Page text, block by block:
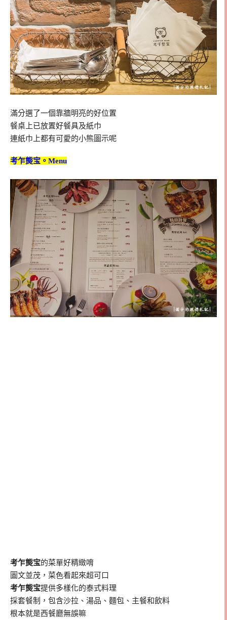
滿分選了一個靠牆明亮的好位置
餐桌上已放置好餐具及紙巾
連紙巾上都有可愛的小熊圖示呢
考乍熋宝。Menu
考乍熋宝的菜單好精緻唷
圖文並茂，菜色看起來超可口
考乍熋宝提供多樣化的泰式料理
採套餐制，包含沙拉、湯品、麵包、主餐和飲料
根本就是西餐廳無誤嘛